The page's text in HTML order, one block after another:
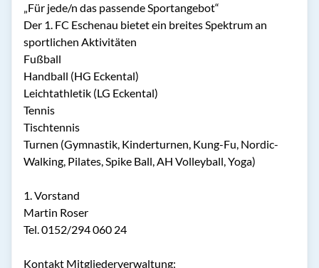
„Für jede/n das passende Sportangebot“
Der 1. FC Eschenau bietet ein breites Spektrum an
sportlichen Aktivitäten
Fußball
Handball (HG Eckental)
Leichtathletik (LG Eckental)
Tennis
Tischtennis
Turnen (Gymnastik, Kinderturnen, Kung-Fu, Nordic-
Walking, Pilates, Spike Ball, AH Volleyball, Yoga)
1. Vorstand
Martin Roser
Tel. 0152/294 060 24
Kontakt Mitgliederverwaltung: